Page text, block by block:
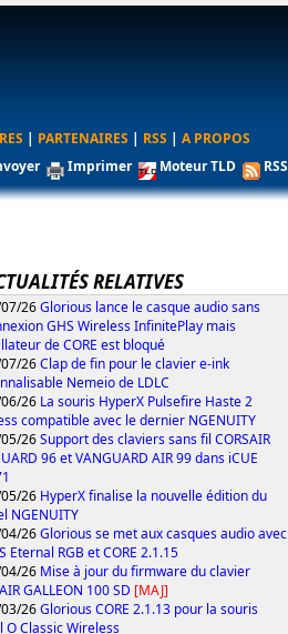
| PARTENAIRES | RSS | A PROPOS
Imprimer Moteur TLD RSS
RELATIVES
26Glorious lance le casque audio sans
GHS Wireless InfinitePlay mais
de CORE est bloqué
26Clap de fin pour le clavier e-ink
Nemeio de LDLC
26 La souris HyperX Pulsefire Haste 2
compatible avec le dernier NGENUITY
26Support des claviers sans fil CORSAIR
96 et VANGUARD AIR 99 dans iCUE
26 HyperX finalise la nouvelle édition du
NGENUITY
26Glorious se met aux casques audio avec
Eternal RGB et CORE 2.1.15
26 Mise à jour du firmware du clavier
GALLEON 100 SD [MAJ]
26Glorious CORE 2.1.13 pour la souris
O Classic Wireless